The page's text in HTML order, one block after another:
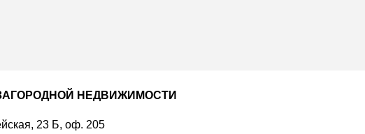
НЕДВИЖИМОСТИ
23 Б, оф. 205